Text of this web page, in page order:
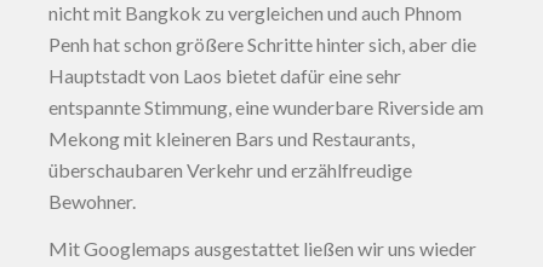
nicht mit Bangkok zu vergleichen und auch Phnom
Penh hat schon größere Schritte hinter sich, aber die
Hauptstadt von Laos bietet dafür eine sehr
entspannte Stimmung, eine wunderbare Riverside am
Mekong mit kleineren Bars und Restaurants,
überschaubaren Verkehr und erzählfreudige
Bewohner.
Mit Googlemaps ausgestattet ließen wir uns wieder